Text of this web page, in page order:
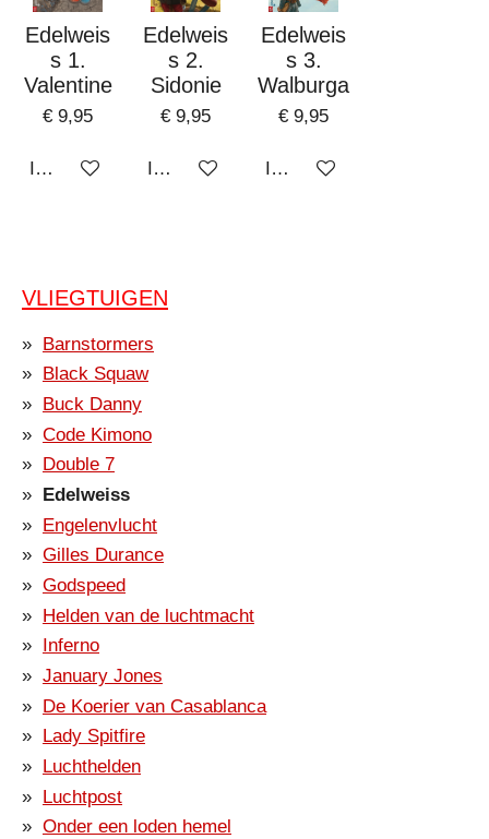
Edelweis
s 1.
Valentine
€ 9,95
In winkelwagen
Edelweis
s 2.
Sidonie
€ 9,95
In winkelwagen
Edelweis
s 3.
Walburga
€ 9,95
In winkelwagen
VLIEGTUIGEN
Barnstormers
Black Squaw
Buck Danny
Code Kimono
Double 7
Edelweiss
Engelenvlucht
Gilles Durance
Godspeed
Helden van de luchtmacht
Inferno
January Jones
De Koerier van Casablanca
Lady Spitfire
Luchthelden
Luchtpost
Onder een loden hemel